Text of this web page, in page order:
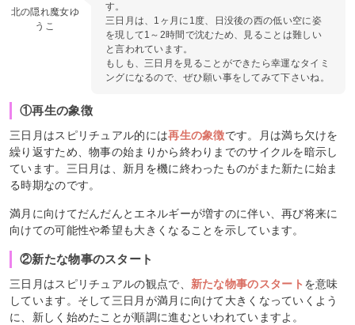
北の隠れ魔女ゆ
うこ
す。
三日月は、1ヶ月に1度、日没後の西の低い空に姿
を現して1～2時間で沈むため、見ることは難しい
と言われています。
もしも、三日月を見ることができたら幸運なタイミ
ングになるので、ぜひ願い事をしてみて下さいね。
①再生の象徴
三日月はスピリチュアル的には再生の象徴です。月は満ち欠けを
繰り返すため、物事の始まりから終わりまでのサイクルを暗示し
ています。三日月は、新月を機に終わったものがまた新たに始ま
る時期なのです。
満月に向けてだんだんとエネルギーが増すのに伴い、再び将来に
向けての可能性や希望も大きくなることを示しています。
②新たな物事のスタート
三日月はスピリチュアルの観点で、 新たな物事のスタート を意味
しています。そして三日月が満月に向けて大きくなっていくよう
に、新しく始めたことが順調に進むといわれていますよ。